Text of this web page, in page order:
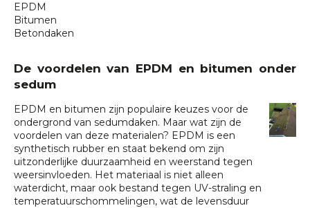
EPDM
Bitumen
Betondaken
De voordelen van EPDM en bitumen onder
sedum
EPDM en bitumen zijn populaire keuzes voor de
ondergrond van sedumdaken. Maar wat zijn de
voordelen van deze materialen? EPDM is een
synthetisch rubber en staat bekend om zijn
uitzonderlijke duurzaamheid en weerstand tegen
weersinvloeden. Het materiaal is niet alleen
waterdicht, maar ook bestand tegen UV-straling en
temperatuurschommelingen, wat de levensduur